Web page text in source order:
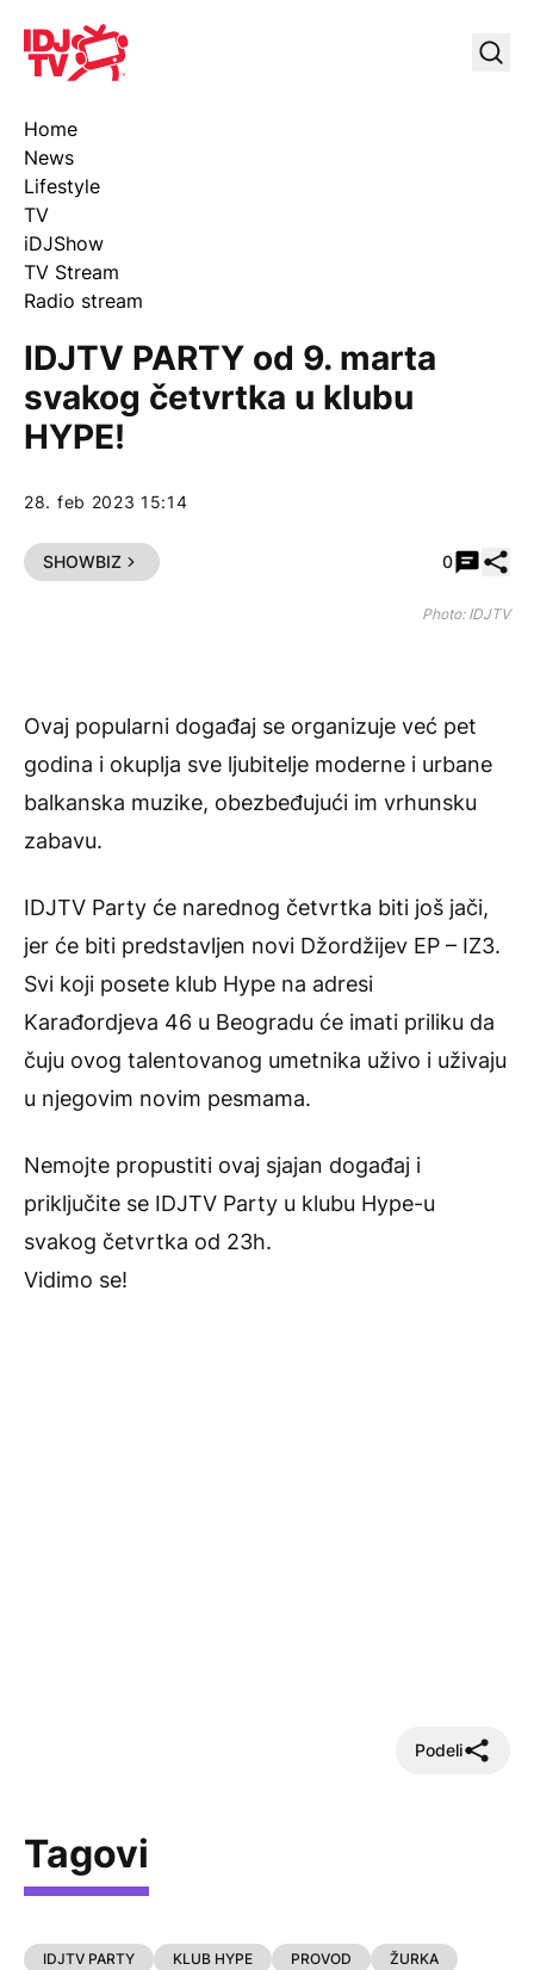
IDJ TV
Home
News
Lifestyle
TV
iDJShow
TV Stream
Radio stream
IDJTV PARTY od 9. marta
svakog četvrtka u klubu
HYPE!
28. feb 2023 15:14
SHOWBIZ 0
Photo: IDJTV
Ovaj popularni događaj se organizuje već pet
godina i okuplja sve ljubitelje moderne i urbane
balkanska muzike, obezbeđujući im vrhunsku
zabavu.
IDJTV Party će narednog četvrtka biti još jači,
jer će biti predstavljen novi Džordžijev EP – IZ3.
Svi koji posete klub Hype na adresi
Karađordjeva 46 u Beogradu će imati priliku da
čuju ovog talentovanog umetnika uživo i uživaju
u njegovim novim pesmama.
Nemojte propustiti ovaj sjajan događaj i
priključite se IDJTV Party u klubu Hype-u
svakog četvrtka od 23h.
Vidimo se!
Podeli
Tagovi
IDJTV PARTY KLUB HYPE PROVOD ŽURKA